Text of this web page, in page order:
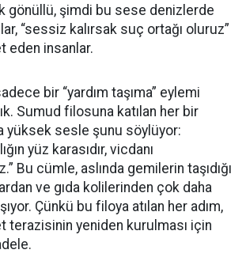
gönüllü, şimdi bu sese denizlerde
“sessiz kalırsak suç ortağı oluruz”
eden insanlar.
bir “yardım taşıma” eylemi
Sumud filosuna katılan her bir
yüksek sesle şunu söylüyor:
yüz karasıdır, vicdanı
Bu cümle, aslında gemilerin taşıdığı
ve gıda kolilerinden çok daha
Çünkü bu filoya atılan her adım,
terazisinin yeniden kurulması için